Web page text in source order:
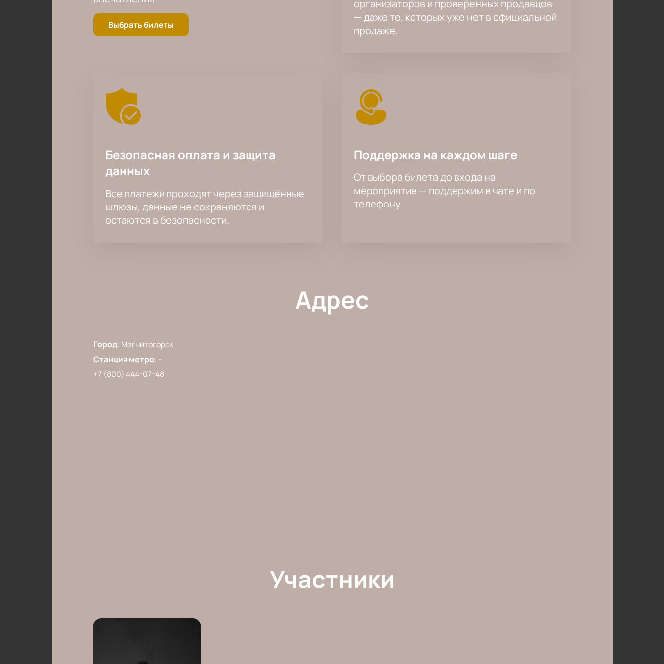
Выбрать билеты
организаторов и проверенных продавцов
— даже те, которых уже нет в официальной
продаже.
Безопасная оплата и защита
данных
Все платежи проходят через защищённые
шлюзы, данные не сохраняются и
остаются в безопасности.
Поддержка на каждом шаге
От выбора билета до входа на
мероприятие — поддержим в чате и по
телефону.
Адрес
Город: Магнитогорск
Станция метро: -
+7 (800) 444-07-48
Участники